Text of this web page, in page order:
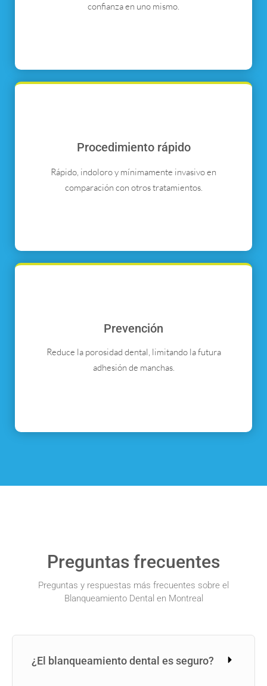
confianza en uno mismo.
Procedimiento rápido
Rápido, indoloro y mínimamente invasivo en
comparación con otros tratamientos.
Prevención
Reduce la porosidad dental, limitando la futura
adhesión de manchas.
Preguntas frecuentes
Preguntas y respuestas más frecuentes sobre el
Blanqueamiento Dental en Montreal
¿El blanqueamiento dental es seguro?